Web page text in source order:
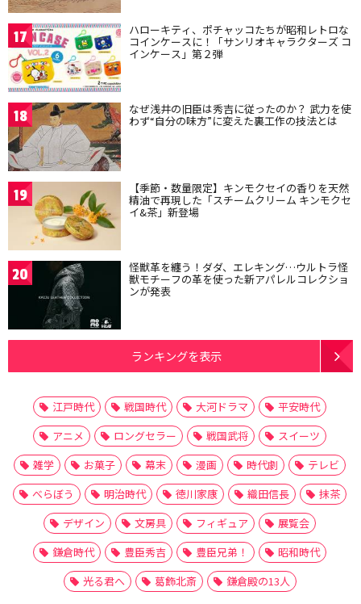
17 ハローキティ、ポチャッコたちが昭和レトロな
コインケースに！「サンリオキャラクターズ コ
インケース」第２弾
18 なぜ浅井の旧臣は秀吉に従ったのか？ 武力を使
わず“自分の味方”に変えた裏工作の技法とは
19 【季節・数量限定】キンモクセイの香りを天然
精油で再現した「スチームクリーム キンモクセ
イ&茶」新登場
20 怪獣革を纏う！ダダ、エレキング…ウルトラ怪
獣モチーフの革を使った新アパレルコレクショ
ンが発表
ランキングを表示
江戸時代 戦国時代 大河ドラマ
平安時代
アニメ
ロングセラー 戦国武将
スイーツ
雑学
お菓子 幕末 漫画 時代劇
テレビ
べらぼう
明治時代 徳川家康 織田信長
抹茶
デザイン
文房具 フィギュア
展覧会
鎌倉時代
豊臣秀吉 豊臣兄弟！
昭和時代
光る君へ
葛飾北斎 鎌倉殿の13人